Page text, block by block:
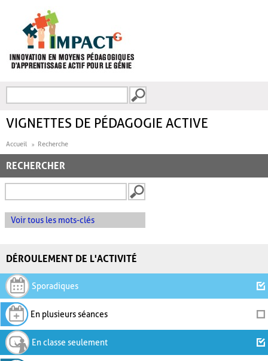
FORMULAIRE DE
VIGNETTES DE PÉDAGOGIE ACTIVE
Accueil Recherche
RECHERCHER
Voir tous les mots-clés
DÉROULEMENT DE L'ACTIVITÉ
Sporadiques
En plusieurs séances
En classe seulement